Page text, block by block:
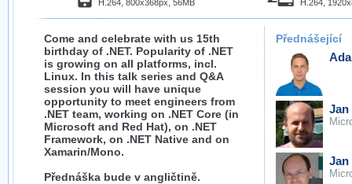
H.264, 800x368px, 56MB H.264,
Come and celebrate with us 15th
birthday of .NET. Popularity of .NET
is growing on all platforms, incl.
Linux. In this talk series and Q&A
session you will have unique
opportunity to meet engineers from
.NET team, working on .NET Core (in
Microsoft and Red Hat), on .NET
Framework, on .NET Native and on
Xamarin/Mono.
Přednáška bude v angličtině.
Přednášející
Jan
Jan